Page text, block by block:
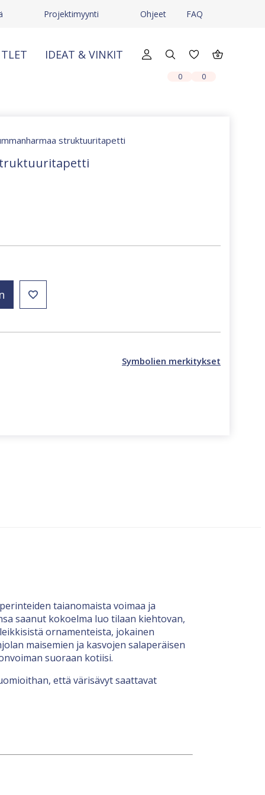
Projektimyynti Ohjeet FAQ
IDEAT & VINKIT
0 0
struktuuritapetti
Symbolien merkitykset
taianomaista voimaa ja
saanut kokoelma luo tilaan kiehtovan,
ornamenteista, jokainen
maisemien ja kasvojen salaperäisen
suoraan kotiisi.
että värisävyt saattavat